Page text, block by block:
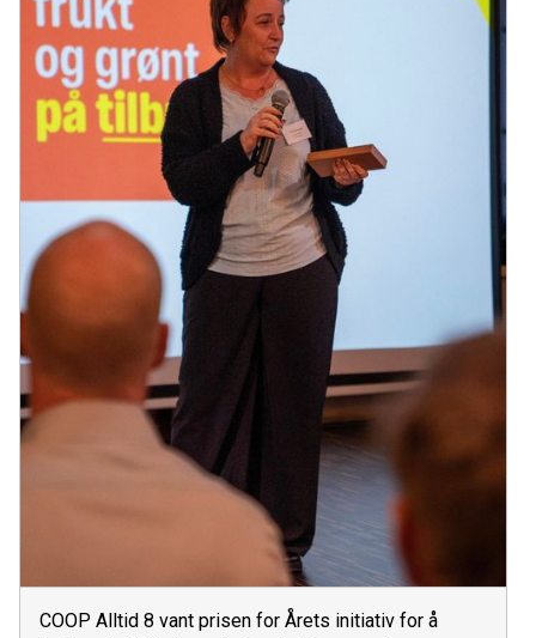
COOP Alltid 8 vant prisen for Årets initiativ for å